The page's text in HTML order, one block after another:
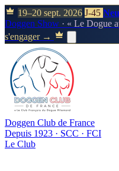
19–20 sept. 2026 J-45
Doggen Show · « Le Dogue
s'engager →
Doggen Club de France
Depuis 1923 · SCC · FCI
Le Club